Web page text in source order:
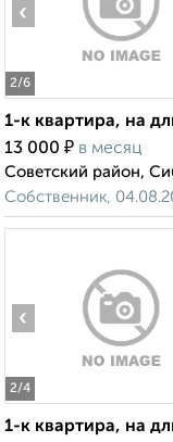
2/6
‹
1-к квартира, на
13 000 ₽ в месяц
Советский район,
Собственник,
2/4
‹
1-к квартира, на